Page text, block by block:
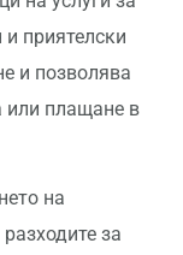
приятелски
и позволява
или плащане в
на
за